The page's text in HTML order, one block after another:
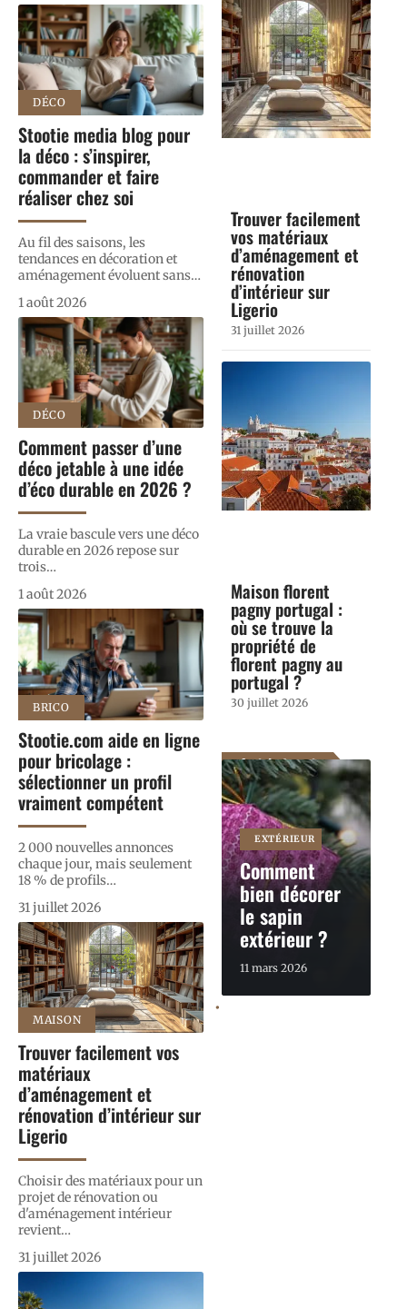
DÉCO
Stootie media blog pour
la déco : s’inspirer,
commander et faire
réaliser chez soi
Au fil des saisons, les
tendances en décoration et
aménagement évoluent sans…
1 août 2026
DÉCO
Comment passer d’une
déco jetable à une idée
d’éco durable en 2026 ?
La vraie bascule vers une déco
durable en 2026 repose sur
trois…
1 août 2026
BRICO
Stootie.com aide en ligne
pour bricolage :
sélectionner un profil
vraiment compétent
2 000 nouvelles annonces
chaque jour, mais seulement
18 % de profils…
31 juillet 2026
MAISON
Trouver facilement vos
matériaux
d’aménagement et
rénovation d’intérieur sur
Ligerio
Choisir des matériaux pour un
projet de rénovation ou
d'aménagement intérieur
revient…
31 juillet 2026
Trouver facilement
vos matériaux
d’aménagement et
rénovation
d’intérieur sur
Ligerio
31 juillet 2026
Maison florent
pagny portugal :
où se trouve la
propriété de
florent pagny au
portugal ?
30 juillet 2026
Article favori
EXTÉRIEUR
Comment
bien décorer
le sapin
extérieur ?
11 mars 2026